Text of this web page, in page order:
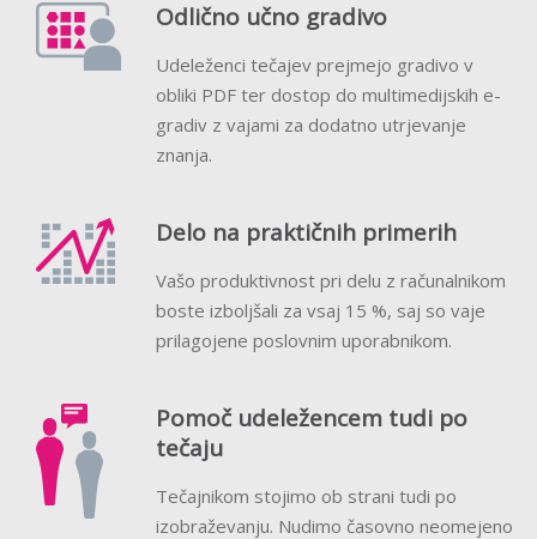
Odlično učno gradivo
Udeleženci tečajev prejmejo gradivo v
obliki PDF ter dostop do multimedijskih e-
gradiv z vajami za dodatno utrjevanje
znanja.
Delo na praktičnih primerih
Vašo produktivnost pri delu z računalnikom
boste izboljšali za vsaj 15 %, saj so vaje
prilagojene poslovnim uporabnikom.
Pomoč udeležencem tudi po
tečaju
Tečajnikom stojimo ob strani tudi po
izobraževanju. Nudimo časovno neomejeno